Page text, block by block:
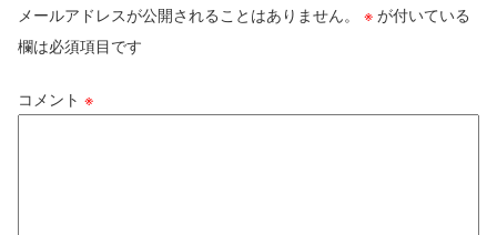
メールアドレスが公開されることはありません。 ※が付いている
欄は必須項目です
コメント ※